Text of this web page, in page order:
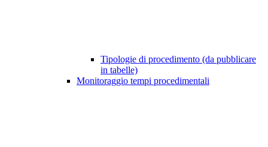
Tipologie di procedimento (da pubblicare
in tabelle)
Monitoraggio tempi procedimentali